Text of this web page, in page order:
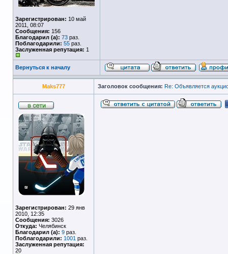
Зарегистрирован: 10 май
2011, 08:07
Сообщения: 156
Благодарил (а): 73 раз.
Поблагодарили: 55 раз.
Заслуженная репутация: 1
Вернуться к началу
Maks777 Заголовок сообщения: Re: Объявляется
Зарегистрирован: 29 янв
2010, 12:35
Сообщения: 3026
Откуда: Челябинск
Благодарил (а): 9 раз.
Поблагодарили: 1001 раз.
Заслуженная репутация:
20